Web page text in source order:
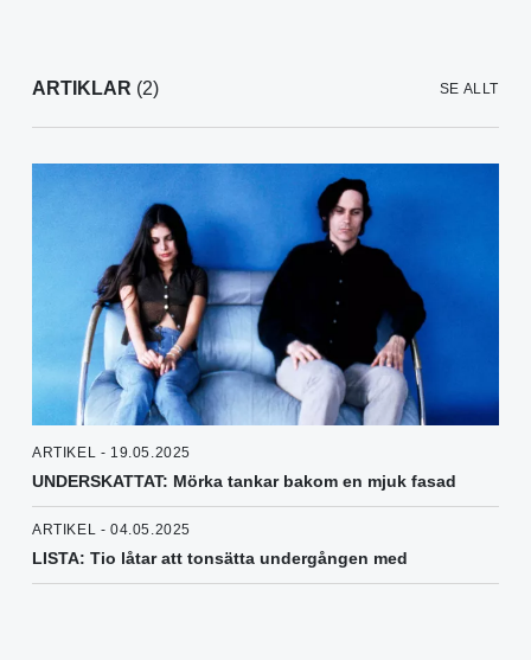
ARTIKLAR (2) SE ALLT
ARTIKEL - 19.05.2025
UNDERSKATTAT: Mörka tankar bakom en mjuk fasad
ARTIKEL - 04.05.2025
LISTA: Tio låtar att tonsätta undergången med